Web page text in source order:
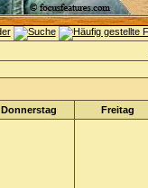
Donnerstag Freitag